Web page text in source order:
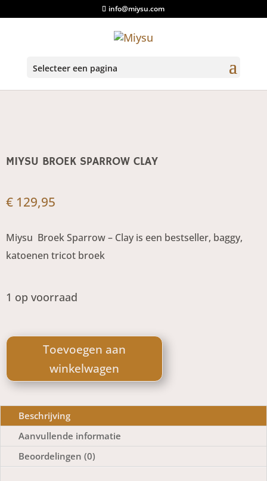
info@miysu.com
Selecteer een pagina
MIYSU BROEK SPARROW CLAY
€ 129,95
Miysu Broek Sparrow – Clay is een bestseller, baggy,
katoenen tricot broek
1 op voorraad
Broek
Clay
Toevoegen aan
winkelwagen
Beschrijving
Aanvullende informatie
Beoordelingen (0)